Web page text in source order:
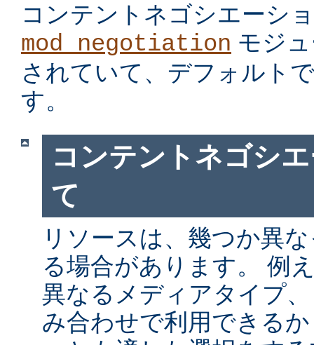
コンテントネゴシエーシ
mod_negotiation モジ
されていて、デフォルト
す。
コンテントネゴシ
て
リソースは、幾つか異
る場合があります。 例
異なるメディアタイプ
み合わせで利用できる